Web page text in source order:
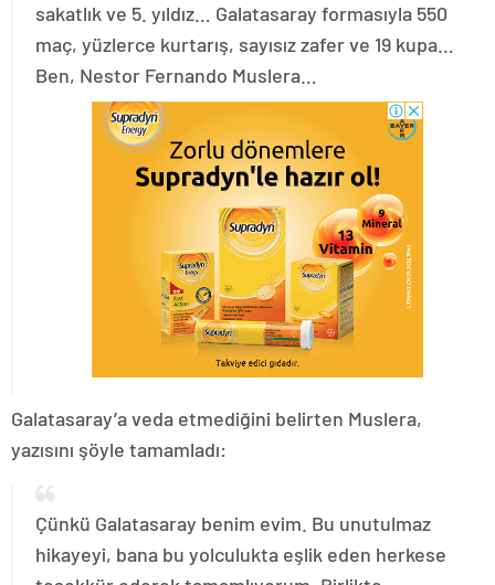
sakatlık ve 5. yıldız… Galatasaray formasıyla 550
maç, yüzlerce kurtarış, sayısız zafer ve 19 kupa…
Ben, Nestor Fernando Muslera…
Galatasaray’a veda etmediğini belirten Muslera,
yazısını şöyle tamamladı:
Çünkü Galatasaray benim evim. Bu unutulmaz
hikayeyi, bana bu yolculukta eşlik eden herkese